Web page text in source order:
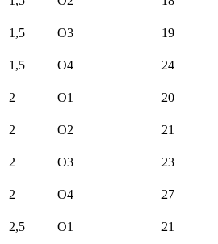
1,5 О3
19
1,5 О4
24
2 О1
20
2 О2
21
2 О3
23
2 О4
27
2,5 О1
21